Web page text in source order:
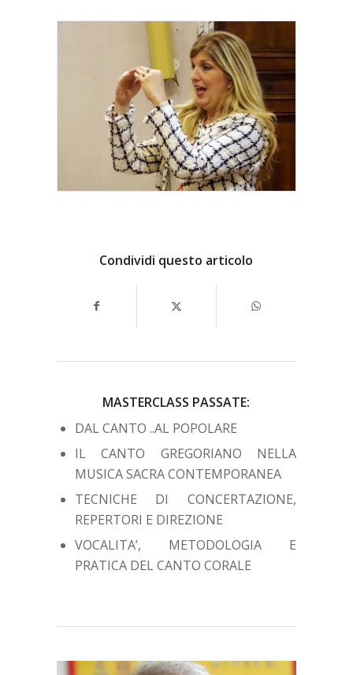
Condividi questo articolo
MASTERCLASS PASSATE:
DAL CANTO ..AL POPOLARE
IL CANTO GREGORIANO NELLA
MUSICA SACRA CONTEMPORANEA
TECNICHE DI CONCERTAZIONE,
REPERTORI E DIREZIONE
VOCALITA’, METODOLOGIA E
PRATICA DEL CANTO CORALE